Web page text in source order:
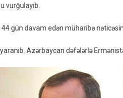
vurğulayıb.
gün davam edən müharibə
Azərbaycan dəfələrlə